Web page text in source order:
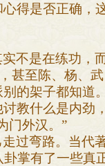
得是否正确，
不是在练功，
甚至陈、杨、
的架子都知道
教什么是内劲
门外汉。”
过弯路。当代
掌有了一些